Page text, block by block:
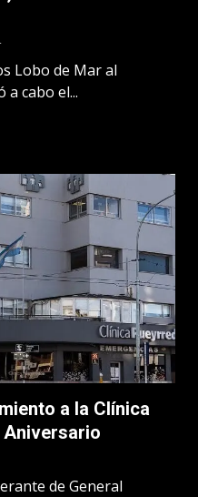
Lobo de Mar al
cabo el...
a la Clínica
Aniversario
de General